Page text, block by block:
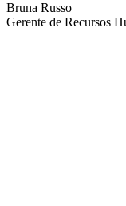
Bruna Russo
Gerente de Recursos